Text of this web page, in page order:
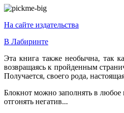
На сайте издательства
В Лабиринте
Эта книга также необычна, так
возвращаясь к пройденным
Получается, своего рода,
Блокнот можно заполнять в любое
отгонять негатив...